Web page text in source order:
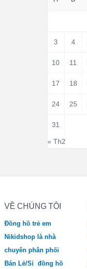
3 4
10 11
17 18
24 25
31
« Th2
VỀ CHÚNG TÔI
Đồng hồ trẻ em
Nikidshop là nhà
chuyên phân phối
Bán Lẻ/Sỉ đồng hồ